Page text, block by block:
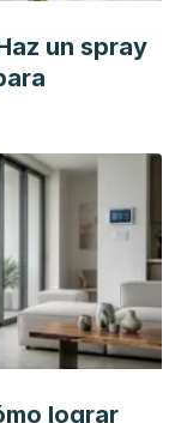
About
Diagnosis and
Guidelines by
(IDSA) and the
Hygiene
45.
un spray
lograr